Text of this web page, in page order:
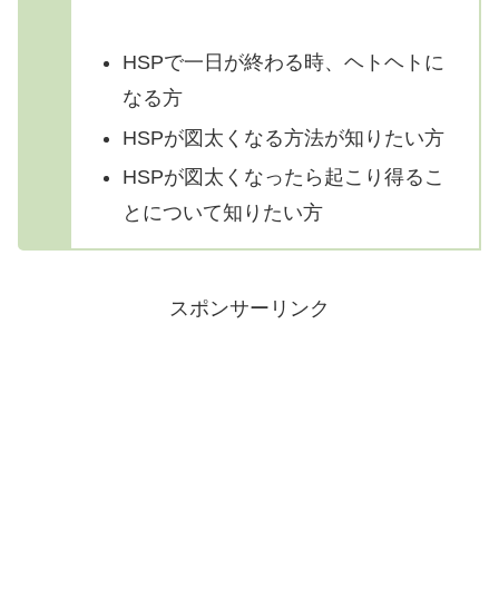
HSPで一日が終わる時、ヘトヘトに
なる方
HSPが図太くなる方法が知りたい方
HSPが図太くなったら起こり得るこ
とについて知りたい方
スポンサーリンク